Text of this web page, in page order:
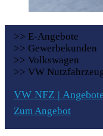
>> E-Angebote
>> Gewerbekunden
>> Volkswagen
>> VW
VW NFZ |
Zum Angebot